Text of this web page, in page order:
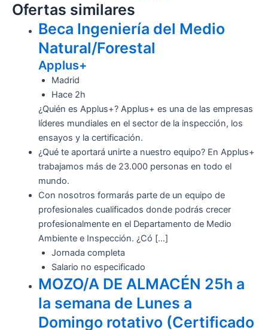
Ofertas similares
Beca Ingeniería del Medio
Natural/Forestal
Applus+
Madrid
Hace 2h
¿Quién es Applus+? Applus+ es una de las empresas
líderes mundiales en el sector de la inspección, los
ensayos y la certificación.
¿Qué te aportará unirte a nuestro equipo? En Applus+
trabajamos más de 23.000 personas en todo el
mundo.
Con nosotros formarás parte de un equipo de
profesionales cualificados donde podrás crecer
profesionalmente en el Departamento de Medio
Ambiente e Inspección. ¿Có […]
Jornada completa
Salario no especificado
MOZO/A DE ALMACÉN 25h a
la semana de Lunes a
Domingo rotativo (Certificado